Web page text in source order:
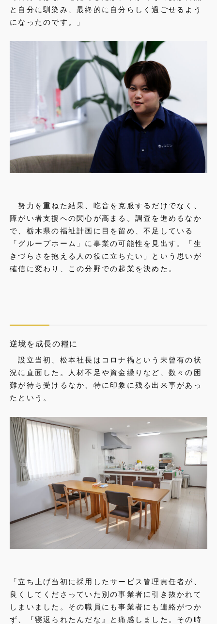
と自分に馴染み、最終的に自分らしく過ごせるよう
になったのです。」
努力を重ねた結果、吃音を克服するだけでなく、
障がい者支援への関心が高まる。調査を進めるなか
で、栃木県の福祉計画に目を留め、不足している
「グループホーム」に事業の可能性を見出す。「生
きづらさを抱える人の役に立ちたい」という思いが
確信に変わり、この分野での起業を決めた。
逆境を成長の糧に
設立当初、松本社長はコロナ禍という未曾有の状
況に直面した。人材不足や資金繰りなど、数々の困
難が待ち受けるなか、特に印象に残る出来事があっ
たという。
「立ち上げ当初に採用したサービス管理責任者が、
良くしてくださっていた別の事業者に引き抜かれて
しまいました。その職員にも事業者にも連絡がつか
ず、『寝返られたんだな』と痛感しました。その時